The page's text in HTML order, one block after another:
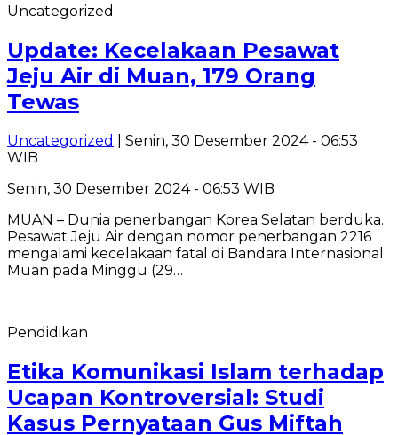
Uncategorized
Update: Kecelakaan Pesawat
Jeju Air di Muan, 179 Orang
Tewas
Uncategorized
| Senin, 30 Desember 2024 - 06:53
WIB
Senin, 30 Desember 2024 - 06:53 WIB
MUAN – Dunia penerbangan Korea Selatan berduka.
Pesawat Jeju Air dengan nomor penerbangan 2216
mengalami kecelakaan fatal di Bandara Internasional
Muan pada Minggu (29…
Pendidikan
Etika Komunikasi Islam terhadap
Ucapan Kontroversial: Studi
Kasus Pernyataan Gus Miftah